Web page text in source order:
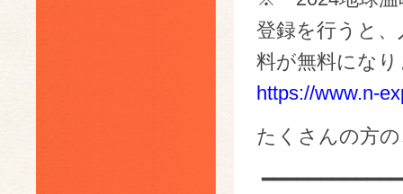
登録を行うと、
料が無料にな
https://www.n-
たくさんの方